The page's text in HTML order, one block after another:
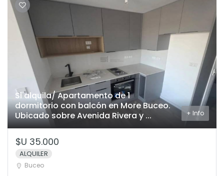
Si alquila/ Apartamento de 1
dormitorio con balcón en More Buceo.
Ubicado sobre Avenida Rivera y ...
+ Info
$U 35.000
ALQUILER
Buceo